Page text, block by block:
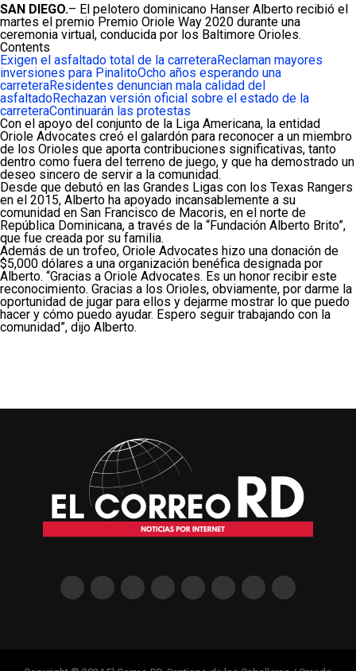
SAN DIEGO.– El pelotero dominicano Hanser Alberto recibió el
martes el premio Premio Oriole Way 2020 durante una
ceremonia virtual, conducida por los Baltimore Orioles.
Contents
Exigen el asfaltado total de la carreteraReclaman mayores
inversiones para PinalitoOcho años esperando una
carreteraResidentes denuncian mala calidad del
asfaltadoRechazan versión oficial sobre el estado de la
carreteraContinuarán las protestas
Con el apoyo del conjunto de la Liga Americana, la entidad
Oriole Advocates creó el galardón para reconocer a un miembro
de los Orioles que aporta contribuciones significativas, tanto
dentro como fuera del terreno de juego, y que ha demostrado un
deseo sincero de servir a la comunidad.
Desde que debutó en las Grandes Ligas con los Texas Rangers
en el 2015, Alberto ha apoyado incansablemente a su
comunidad en San Francisco de Macoris, en el norte de
República Dominicana, a través de la “Fundación Alberto Brito”,
que fue creada por su familia.
Además de un trofeo, Oriole Advocates hizo una donación de
$5,000 dólares a una organización benéfica designada por
Alberto. “Gracias a Oriole Advocates. Es un honor recibir este
reconocimiento. Gracias a los Orioles, obviamente, por darme la
oportunidad de jugar para ellos y dejarme mostrar lo que puedo
hacer y cómo puedo ayudar. Espero seguir trabajando con la
comunidad”, dijo Alberto.